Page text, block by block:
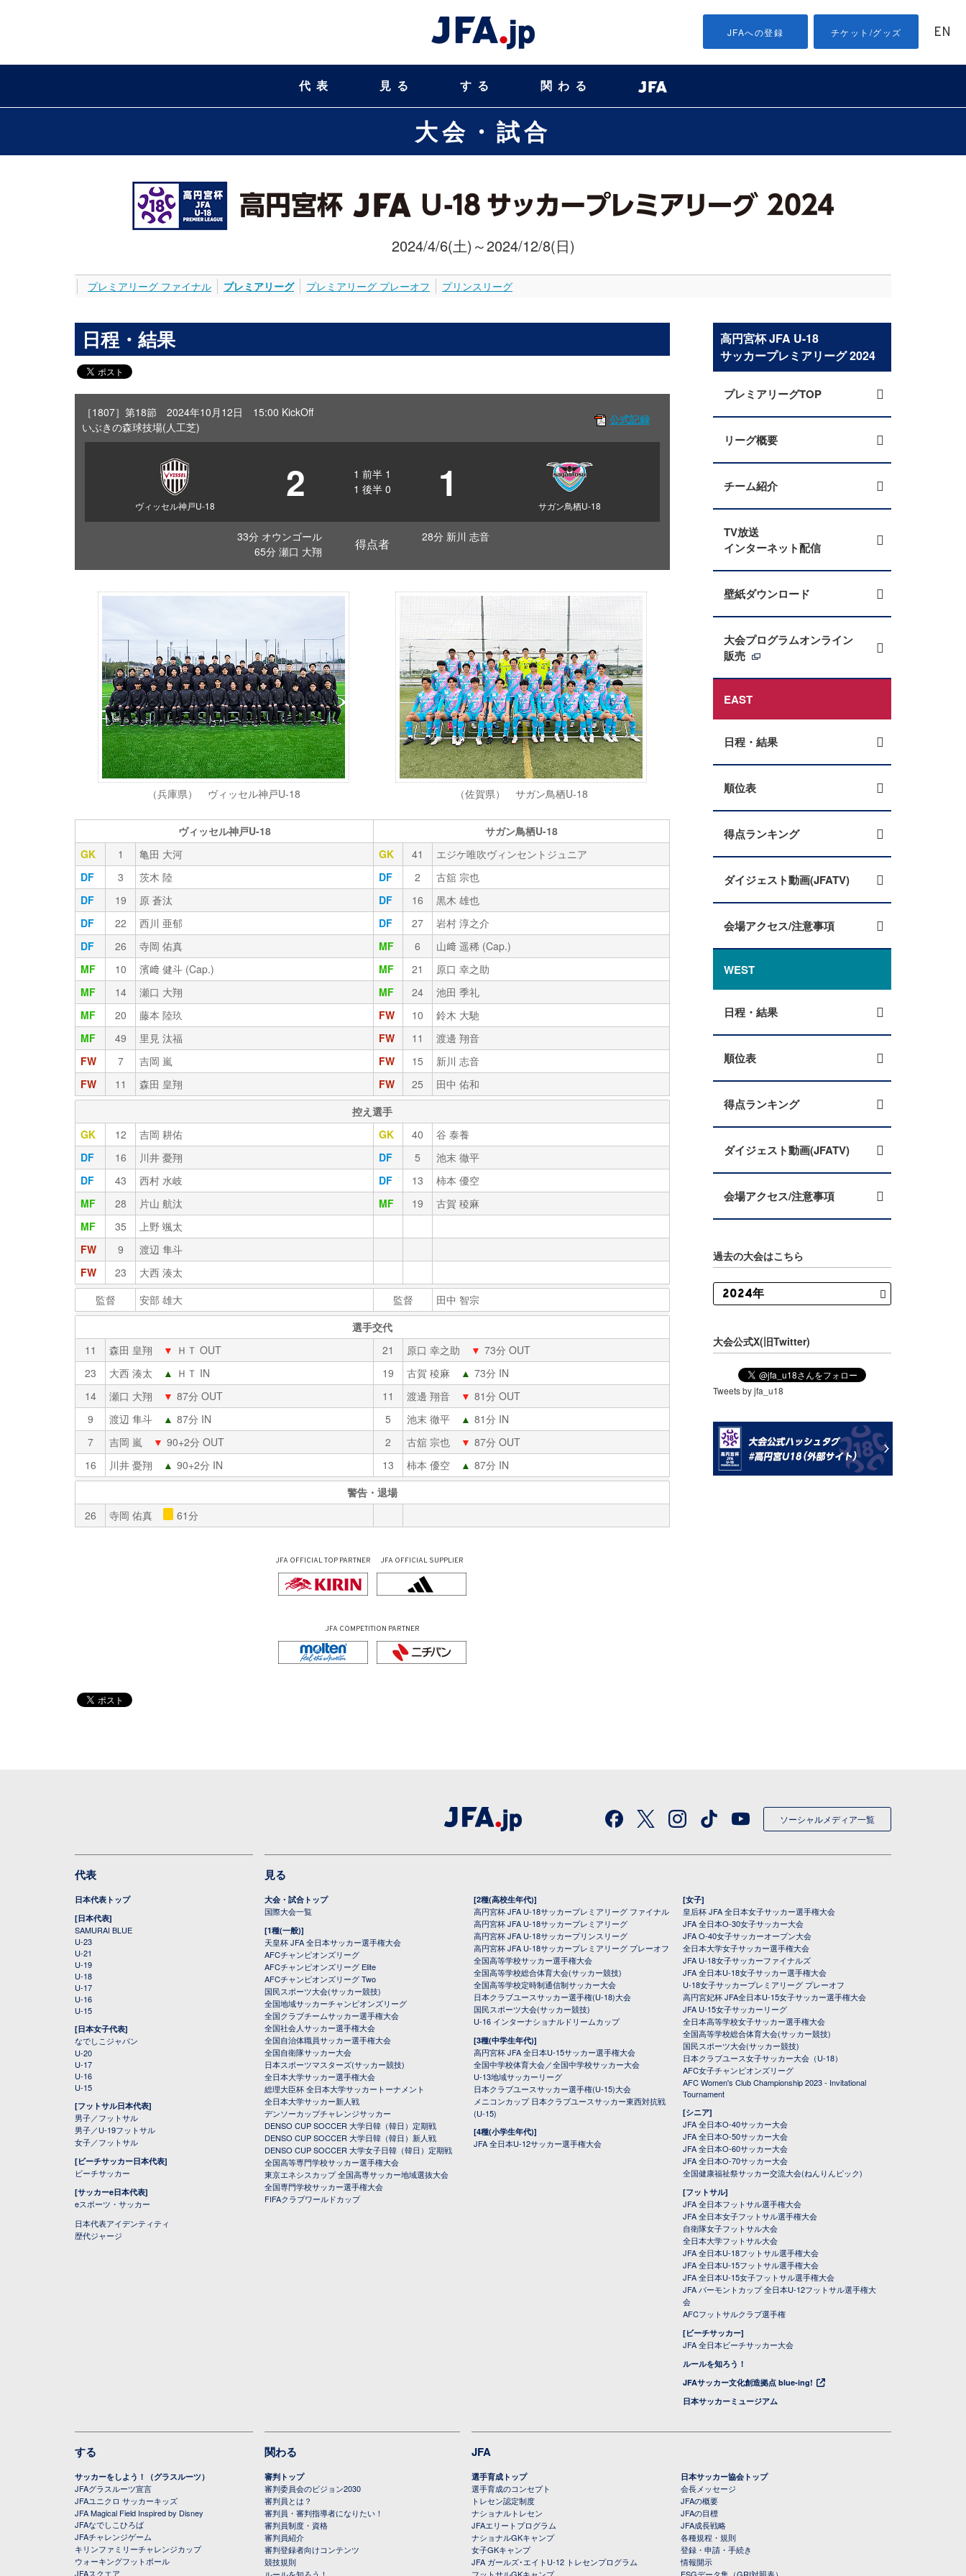
JFAへの登録 チケット/グッズ EN
代表 見る する 関わる
大会・試合
2024/4/6(土)～2024/12/8(日)
プレミアリーグ ファイナル プレミアリーグ プレミアリーグ プレーオフ プリンスリーグ
日程・結果
［1807］第18節 2024年10月12日 15:00 KickOff
いぶきの森球技場(人工芝)
公式記録
ヴィッセル神戸U-18 2 1 前半 1
1 後半 0 1 サガン鳥栖U-18
33分 オウンゴール
65分 瀬口 大翔
得点者 28分 新川 志音
（兵庫県） ヴィッセル神戸U-18 （佐賀県） サガン鳥栖U-18
ヴィッセル神戸U-18
サガン鳥栖U-18
GK
1 亀田 大河 GK 41
エジケ唯吹ヴィンセントジュニア
DF
3 茨木 陸 DF 2
古舘 宗也
DF
19 原 蒼汰 DF 16
黒木 雄也
DF
22 西川 亜郁 DF 27
岩村 淳之介
DF
26 寺岡 佑真 MF 6
山﨑 遥稀 (Cap.)
MF
10 濱﨑 健斗 (Cap.) MF 21
原口 幸之助
MF
14 瀬口 大翔 MF 24
池田 季礼
MF
20 藤本 陸玖 FW 10
鈴木 大馳
MF
49 里見 汰福 FW 11
渡邊 翔音
FW
7 吉岡 嵐 FW 15
新川 志音
FW
11 森田 皇翔 FW 25
田中 佑和
控え選手
GK
12 吉岡 耕佑 GK 40
谷 泰養
DF
16 川井 憂翔 DF 5
池末 徹平
DF
43 西村 水岐 DF 13
柿本 優空
MF
28 片山 航汰 MF 19
古賀 稜麻
MF
35
上野 颯太
FW
9
渡辺 隼斗
FW
23
大西 湊太
監督
安部 雄大 監督
田中 智宗
選手交代
11
森田 皇翔 ▼ ＨＴ OUT 21 原口 幸之助 ▼ 73分 OUT
23
大西 湊太 ▲ ＨＴ IN 19 古賀 稜麻 ▲ 73分 IN
14
瀬口 大翔 ▼ 87分 OUT 11 渡邊 翔音 ▼ 81分 OUT
9
渡辺 隼斗 ▲ 87分 IN 5 池末 徹平 ▲ 81分 IN
7
吉岡 嵐 ▼ 90+2分 OUT 2 古舘 宗也 ▼ 87分 OUT
16
川井 憂翔 ▲ 90+2分 IN 13 柿本 優空 ▲ 87分 IN
警告・退場
26
寺岡 佑真 61分
JFA OFFICIALTOP PARTNER JFA OFFICIAL SUPPLIER
JFA COMPETITION PARTNER
高円宮杯 JFA U-18
サッカープレミアリーグ 2024
プレミアリーグTOP
リーグ概要
チーム紹介
TV放送
インターネット配信
壁紙ダウンロード
大会プログラムオンライン
販売
EAST
日程・結果
順位表
得点ランキング
ダイジェスト動画(JFATV)
会場アクセス/注意事項
WEST
日程・結果
順位表
得点ランキング
ダイジェスト動画(JFATV)
会場アクセス/注意事項
過去の大会はこちら
大会公式X(旧Twitter)
Tweets by jfa_u18
ソーシャルメディア一覧
代表
日本代表トップ
[日本代表]
SAMURAI BLUE
U-23
U-21
U-19
U-18
U-17
U-16
U-15
[日本女子代表]
なでしこジャパン
U-20
U-17
U-16
U-15
[フットサル日本代表]
男子／フットサル
男子／U-19フットサル
女子／フットサル
[ビーチサッカー日本代表]
ビーチサッカー
[サッカーe日本代表]
eスポーツ・サッカー
日本代表アイデンティティ
歴代ジャージ
見る
大会・試合トップ
国際大会一覧
[1種(一般)]
天皇杯 JFA 全日本サッカー選手権大会
AFCチャンピオンズリーグ
AFCチャンピオンズリーグ Elite
AFCチャンピオンズリーグ Two
国民スポーツ大会(サッカー競技)
全国地域サッカーチャンピオンズリーグ
全国クラブチームサッカー選手権大会
全国社会人サッカー選手権大会
全国自治体職員サッカー選手権大会
全国自衛隊サッカー大会
日本スポーツマスターズ(サッカー競技)
全日本大学サッカー選手権大会
総理大臣杯 全日本大学サッカートーナメント
全日本大学サッカー新人戦
デンソーカップチャレンジサッカー
DENSO CUP SOCCER 大学日韓（韓日）定期戦
DENSO CUP SOCCER 大学日韓（韓日）新人戦
DENSO CUP SOCCER 大学女子日韓（韓日）定期戦
全国高等専門学校サッカー選手権大会
東京エネシスカップ 全国高専サッカー地域選抜大会
全国専門学校サッカー選手権大会
FIFAクラブワールドカップ
[2種(高校生年代)]
高円宮杯 JFA U-18サッカープレミアリーグ ファイナル
高円宮杯 JFA U-18サッカープレミアリーグ
高円宮杯 JFA U-18サッカープリンスリーグ
高円宮杯 JFA U-18サッカープレミアリーグ プレーオフ
全国高等学校サッカー選手権大会
全国高等学校総合体育大会(サッカー競技)
全国高等学校定時制通信制サッカー大会
日本クラブユースサッカー選手権(U-18)大会
国民スポーツ大会(サッカー競技)
U-16 インターナショナルドリームカップ
[3種(中学生年代)]
高円宮杯 JFA 全日本U-15サッカー選手権大会
全国中学校体育大会／全国中学校サッカー大会
U-13地域サッカーリーグ
日本クラブユースサッカー選手権(U-15)大会
メニコンカップ 日本クラブユースサッカー東西対抗戦
(U-15)
[4種(小学生年代)]
JFA 全日本U-12サッカー選手権大会
[女子]
皇后杯 JFA 全日本女子サッカー選手権大会
JFA 全日本O-30女子サッカー大会
JFA O-40女子サッカーオープン大会
全日本大学女子サッカー選手権大会
JFA U-18女子サッカーファイナルズ
JFA 全日本U-18女子サッカー選手権大会
U-18女子サッカープレミアリーグ プレーオフ
高円宮妃杯 JFA全日本U-15女子サッカー選手権大会
JFA U-15女子サッカーリーグ
全日本高等学校女子サッカー選手権大会
全国高等学校総合体育大会(サッカー競技)
国民スポーツ大会(サッカー競技)
日本クラブユース女子サッカー大会（U-18）
AFC女子チャンピオンズリーグ
AFC Women's Club Championship 2023 - Invitational
Tournament
[シニア]
JFA 全日本O-40サッカー大会
JFA 全日本O-50サッカー大会
JFA 全日本O-60サッカー大会
JFA 全日本O-70サッカー大会
全国健康福祉祭サッカー交流大会(ねんりんピック)
[フットサル]
JFA 全日本フットサル選手権大会
JFA 全日本女子フットサル選手権大会
自衛隊女子フットサル大会
全日本大学フットサル大会
JFA 全日本U-18フットサル選手権大会
JFA 全日本U-15フットサル選手権大会
JFA 全日本U-15女子フットサル選手権大会
JFA バーモントカップ 全日本U-12フットサル選手権大
会
AFCフットサルクラブ選手権
[ビーチサッカー]
JFA 全日本ビーチサッカー大会
ルールを知ろう！
JFAサッカー文化創造拠点 blue-ing!
日本サッカーミュージアム
する
サッカーをしよう！（グラスルーツ）
JFAグラスルーツ宣言
JFAユニクロ サッカーキッズ
JFA Magical Field Inspired by Disney
JFAなでしこひろば
JFAチャレンジゲーム
キリンファミリーチャレンジカップ
ウォーキングフットボール
JFAスクエア
関わる
審判トップ
審判委員会のビジョン2030
審判員とは？
審判員・審判指導者になりたい！
審判員制度・資格
審判員紹介
審判登録者向けコンテンツ
競技規則
ルールを知ろう！
JFA
選手育成トップ
選手育成のコンセプト
トレセン認定制度
ナショナルトレセン
JFAエリートプログラム
ナショナルGKキャンプ
女子GKキャンプ
JFA ガールズ･エイトU-12 トレセンプログラム
フットサルGKキャンプ
日本サッカー協会トップ
会長メッセージ
JFAの概要
JFAの目標
JFA成長戦略
各種規程・規則
登録・申請・手続き
情報開示
ESGデータ集（GRI対照表）